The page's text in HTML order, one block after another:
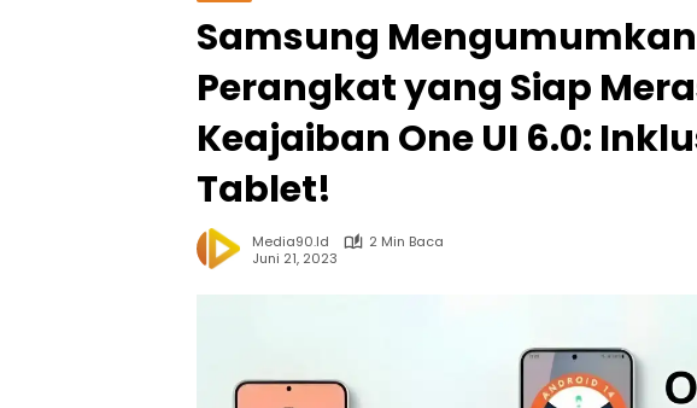
Samsung
Perangkat yang Siap
Keajaiban One UI 6.0:
Tablet!
Media90.id
2 Min Baca
Juni 21, 2023